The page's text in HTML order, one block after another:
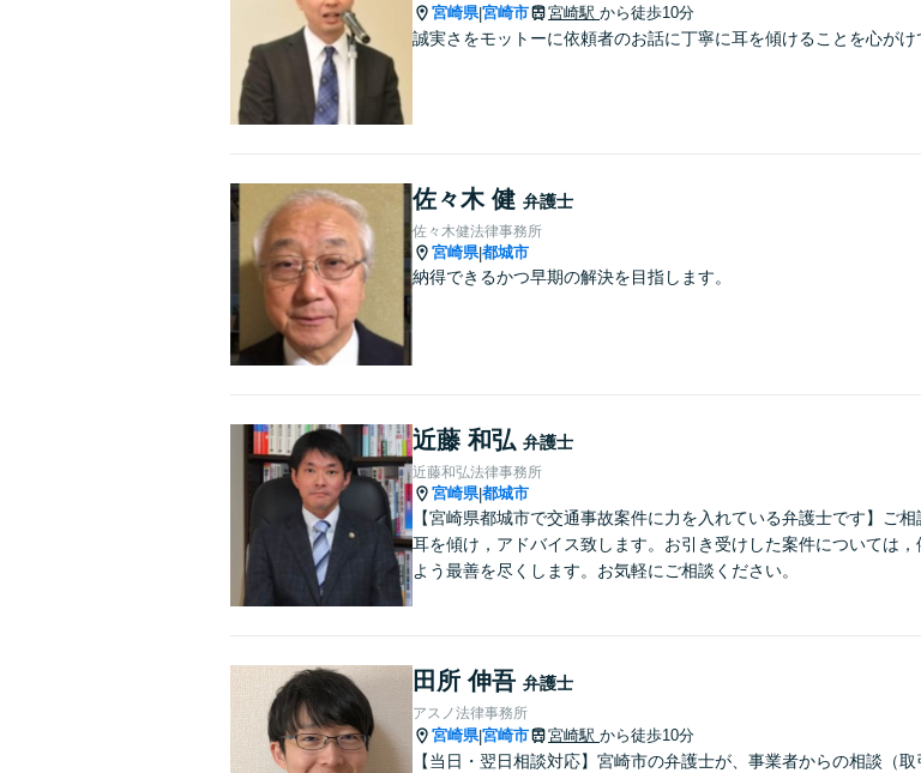
宮崎県|宮崎市 宮崎駅 から徒歩10分
誠実さをモットーに依頼者のお話に丁寧に耳を傾けることを心がけ
佐々木 健 弁護士
佐々木健法律事務所
宮崎県|都城市
納得できるかつ早期の解決を目指します。
近藤 和弘 弁護士
近藤和弘法律事務所
宮崎県|都城市
【宮崎県都城市で交通事故案件に力を入れている弁護士です】ご
耳を傾け，アドバイス致します。お引き受けした案件については
よう最善を尽くします。お気軽にご相談ください。
田所 伸吾 弁護士
アスノ法律事務所
宮崎県|宮崎市 宮崎駅 から徒歩10分
【当日・翌日相談対応】宮崎市の弁護士が、事業者からの相談（